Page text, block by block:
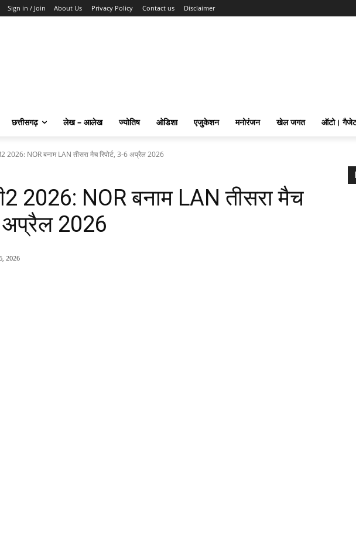
Sign in / Join About Us Privacy Policy Contact us Disclaimer
छत्तीसगढ़ लेख – आलेख ज्योतिष ओडिशा एजुकेशन मनोरंजन खेल जगत ऑटो।
2026: NOR बनाम LAN तीसरा मैच रिपोर्ट, 3-6 अप्रैल 2026
2026: NOR बनाम LAN तीसरा मैच
अप्रैल 2026
2026